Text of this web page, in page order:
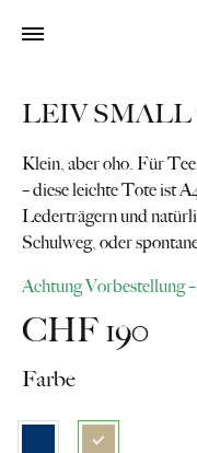
LEIV SMALL
Klein, aber oho. Für
– diese leichte Tote ist
Lederträgern und
Schulweg, oder
Achtung Vorbestellung
CHF190
Farbe